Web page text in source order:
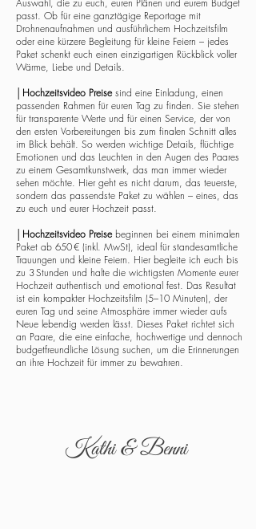
Auswahl, die zu euch, euren Plänen und eurem Budget
passt. Ob für eine ganztägige Reportage mit
Drohnenaufnahmen und ausführlichem Hochzeitsfilm
oder eine kürzere Begleitung für kleine Feiern – jedes
Paket schenkt euch einen einzigartigen Rückblick voller
Wärme, Liebe und Details.
Hochzeitsvideo Preisesind eine Einladung, einen
passenden Rahmen für euren Tag zu finden. Sie stehen
für transparente Werte und für einen Service, der von
den ersten Vorbereitungen bis zum finalen Schnitt alles
im Blick behält. So werden wichtige Details, flüchtige
Emotionen und das Leuchten in den Augen des Paares
zu einem Gesamtkunstwerk, das man immer wieder
sehen möchte. Hier geht es nicht darum, das teuerste,
sondern das passendste Paket zu wählen – eines, das
zu euch und eurer Hochzeit passt.
Hochzeitsvideo Preisebeginnen bei einem minimalen
Paket ab 650 € (inkl. MwSt), ideal für standesamtliche
Trauungen und kleine Feiern. Hier begleite ich euch bis
zu 3 Stunden und halte die wichtigsten Momente eurer
Hochzeit authentisch und emotional fest. Das Resultat
ist ein kompakter Hochzeitsfilm (5–10 Minuten), der
euren Tag und seine Atmosphäre immer wieder aufs
Neue lebendig werden lässt. Dieses Paket richtet sich
an Paare, die eine einfache, hochwertige und dennoch
budgetfreundliche Lösung suchen, um die Erinnerungen
an ihre Hochzeit für immer zu bewahren.
Kathi & Benni